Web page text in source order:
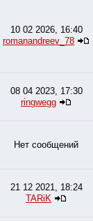
10 02 2026, 16:40
romanandreev_78
08 04 2023, 17:30
ringwegg
Нет сообщений
21 12 2021, 18:24
TARiK